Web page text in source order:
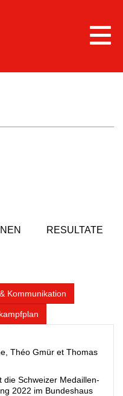
RESULTATE
Kommunikation
Théo Gmür et Thomas
Schweizer Medaillen-
2022 im Bundeshaus